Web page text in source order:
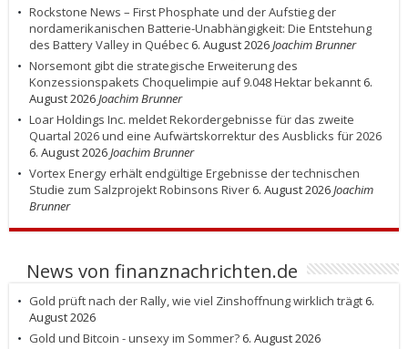
Rockstone News – First Phosphate und der Aufstieg der
nordamerikanischen Batterie-Unabhängigkeit: Die Entstehung
des Battery Valley in Québec 6. August 2026 Joachim Brunner
Norsemont gibt die strategische Erweiterung des
Konzessionspakets Choquelimpie auf 9.048 Hektar bekannt 6.
August 2026 Joachim Brunner
Loar Holdings Inc. meldet Rekordergebnisse für das zweite
Quartal 2026 und eine Aufwärtskorrektur des Ausblicks für 2026
6. August 2026 Joachim Brunner
Vortex Energy erhält endgültige Ergebnisse der technischen
Studie zum Salzprojekt Robinsons River 6. August 2026 Joachim
Brunner
News von finanznachrichten.de
Gold prüft nach der Rally, wie viel Zinshoffnung wirklich trägt 6.
August 2026
Gold und Bitcoin - unsexy im Sommer? 6. August 2026